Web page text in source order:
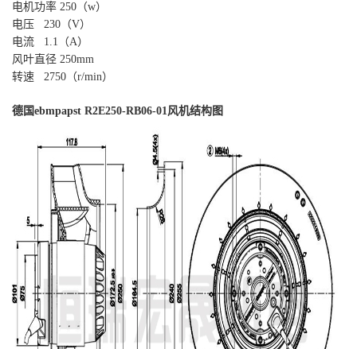
电机功率 250（w）
电压 230（V）
电流 1.1（A）
风叶直径 250mm
转速 2750（r/min）
德国ebmpapst R2E250-RB06-01风机结构图